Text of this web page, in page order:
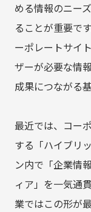
める情報のニー
ることが重要で
ーポレートサイ
ザーが必要な情
成果につながる
最近では、コー
する「ハイブリ
ン内で「企業情
ィア」を一気通
業ではこの形が